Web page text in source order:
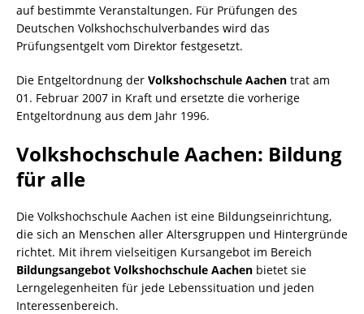
auf bestimmte Veranstaltungen. Für Prüfungen des
Deutschen Volkshochschulverbandes wird das
Prüfungsentgelt vom Direktor festgesetzt.
Die Entgeltordnung der Volkshochschule Aachen trat am
01. Februar 2007 in Kraft und ersetzte die vorherige
Entgeltordnung aus dem Jahr 1996.
Volkshochschule Aachen: Bildung
für alle
Die Volkshochschule Aachen ist eine Bildungseinrichtung,
die sich an Menschen aller Altersgruppen und Hintergründe
richtet. Mit ihrem vielseitigen Kursangebot im Bereich
Bildungsangebot Volkshochschule Aachen bietet sie
Lerngelegenheiten für jede Lebenssituation und jeden
Interessenbereich.